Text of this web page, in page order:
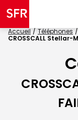
Accueil Téléphones
CROSSCALL Stellar-